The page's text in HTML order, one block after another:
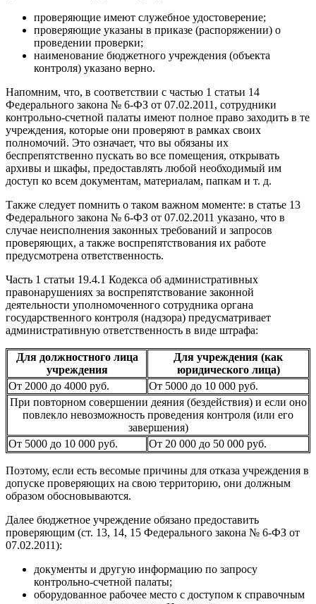
проверяющие имеют служебное удостоверение;
проверяющие указаны в приказе (распоряжении) о
проведении проверки;
наименование бюджетного учреждения (объекта
контроля) указано верно.
Напомним, что, в соответствии с частью 1 статьи 14
Федерального закона № 6-ФЗ от 07.02.2011, сотрудники
контрольно-счетной палаты имеют полное право заходить в те
учреждения, которые они проверяют в рамках своих
полномочий. Это означает, что вы обязаны их
беспрепятственно пускать во все помещения, открывать
архивы и шкафы, предоставлять любой необходимый им
доступ ко всем документам, материалам, папкам и т. д.
Также следует помнить о таком важном моменте: в статье 13
Федерального закона № 6-ФЗ от 07.02.2011 указано, что в
случае неисполнения законных требований и запросов
проверяющих, а также воспрепятствования их работе
предусмотрена ответственность.
Часть 1 статьи 19.4.1 Кодекса об административных
правонарушениях за воспрепятствование законной
деятельности уполномоченного сотрудника органа
государственного контроля (надзора) предусматривает
административную ответственность в виде штрафа:
Для должностного лица
учреждения
Для учреждения (как
юридического лица)
От 2000 до 4000 руб.
От 5000 до 10 000 руб.
При повторном совершении деяния (бездействия) и если оно
повлекло невозможность проведения контроля (или его
завершения)
От 5000 до 10 000 руб.
От 20 000 до 50 000 руб.
Поэтому, если есть весомые причины для отказа учреждения в
допуске проверяющих на свою территорию, они должным
образом обосновываются.
Далее бюджетное учреждение обязано предоставить
проверяющим (ст. 13, 14, 15 Федерального закона № 6-ФЗ от
07.02.2011):
документы и другую информацию по запросу
контрольно-счетной палаты;
оборудованное рабочее место с доступом к справочным